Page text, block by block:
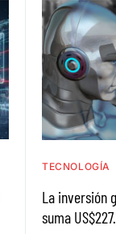
TECNOLOGÍA
La inversión
suma